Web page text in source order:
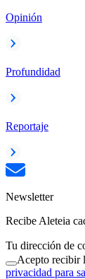
Opinión
Profundidad
Reportaje
Newsletter
Recibe Aleteia
Tu dirección de
Acepto recibir
privacidad para